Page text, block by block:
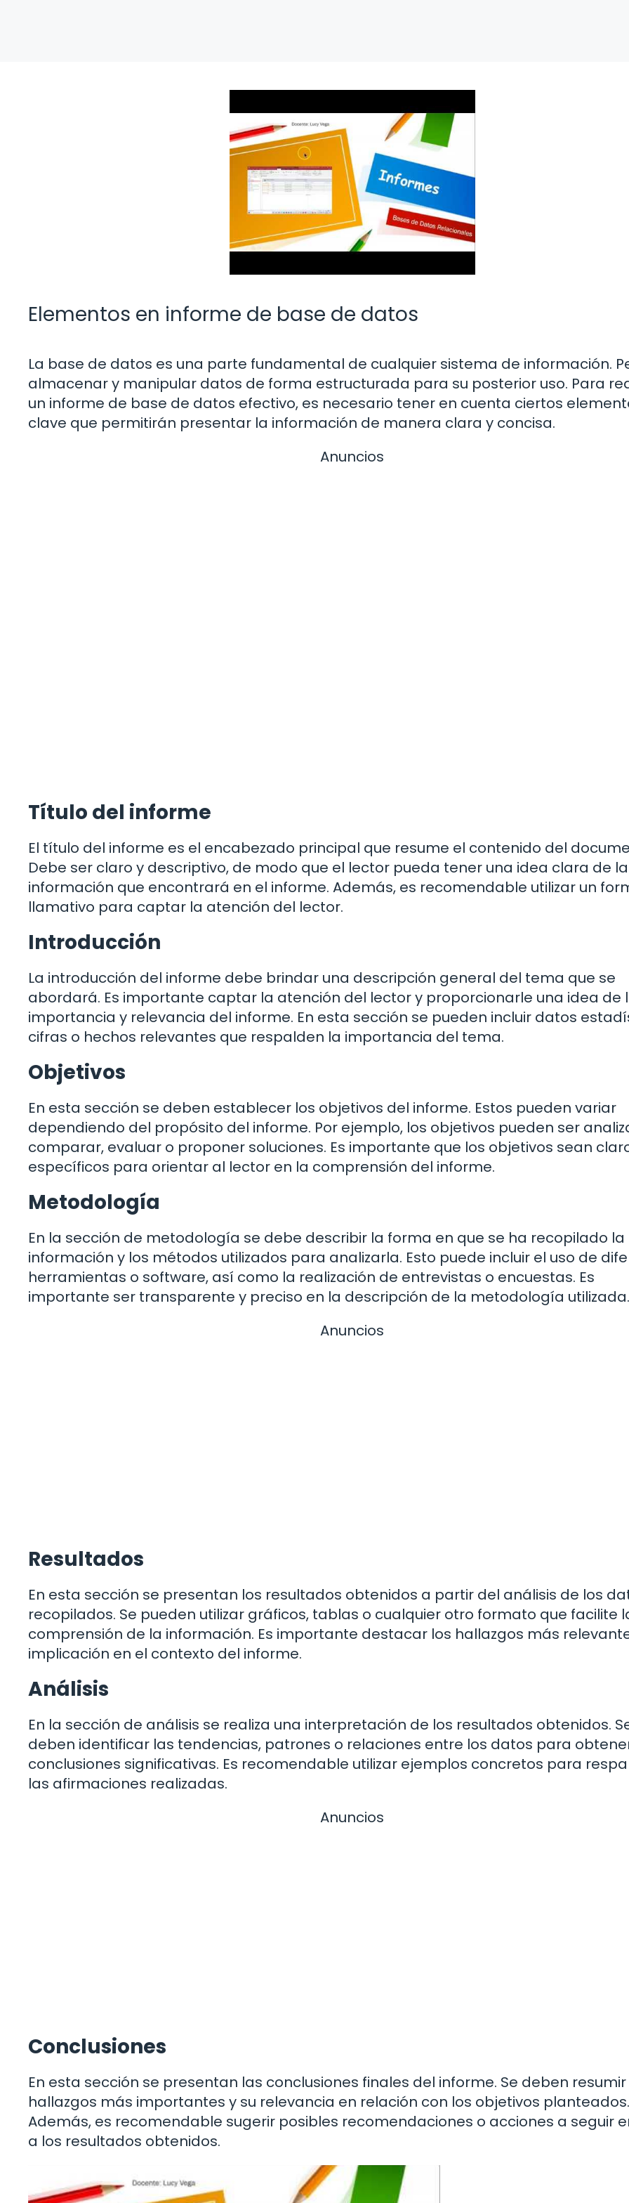
Elementos en informe de base de datos
La base de datos es una parte fundamental de cualquier sistema de información.
almacenar y manipular datos de forma estructurada para su posterior uso. Para
un informe de base de datos efectivo, es necesario tener en cuenta ciertos
clave que permitirán presentar la información de manera clara y concisa.
Anuncios
Título del informe
El título del informe es el encabezado principal que resume el contenido del
Debe ser claro y descriptivo, de modo que el lector pueda tener una idea clara de la
información que encontrará en el informe. Además, es recomendable utilizar un
llamativo para captar la atención del lector.
Introducción
La introducción del informe debe brindar una descripción general del tema que se
abordará. Es importante captar la atención del lector y proporcionarle una idea de
importancia y relevancia del informe. En esta sección se pueden incluir datos
cifras o hechos relevantes que respalden la importancia del tema.
Objetivos
En esta sección se deben establecer los objetivos del informe. Estos pueden variar
dependiendo del propósito del informe. Por ejemplo, los objetivos pueden ser
comparar, evaluar o proponer soluciones. Es importante que los objetivos sean
específicos para orientar al lector en la comprensión del informe.
Metodología
En la sección de metodología se debe describir la forma en que se ha recopilado la
información y los métodos utilizados para analizarla. Esto puede incluir el uso de
herramientas o software, así como la realización de entrevistas o encuestas. Es
importante ser transparente y preciso en la descripción de la metodología utilizada.
Anuncios
Resultados
En esta sección se presentan los resultados obtenidos a partir del análisis de los
recopilados. Se pueden utilizar gráficos, tablas o cualquier otro formato que facilite
comprensión de la información. Es importante destacar los hallazgos más
implicación en el contexto del informe.
Análisis
En la sección de análisis se realiza una interpretación de los resultados obtenidos.
deben identificar las tendencias, patrones o relaciones entre los datos para
conclusiones significativas. Es recomendable utilizar ejemplos concretos para
las afirmaciones realizadas.
Anuncios
Conclusiones
En esta sección se presentan las conclusiones finales del informe. Se deben
hallazgos más importantes y su relevancia en relación con los objetivos planteados.
Además, es recomendable sugerir posibles recomendaciones o acciones a seguir
a los resultados obtenidos.